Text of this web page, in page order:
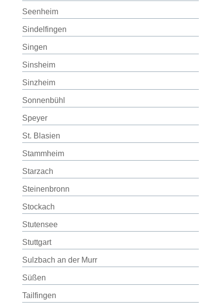
Seenheim
Sindelfingen
Singen
Sinsheim
Sinzheim
Sonnenbühl
Speyer
St. Blasien
Stammheim
Starzach
Steinenbronn
Stockach
Stutensee
Stuttgart
Sulzbach an der Murr
Süßen
Tailfingen